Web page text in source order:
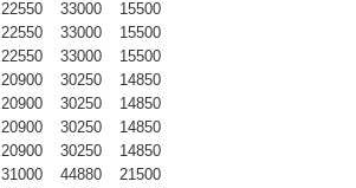
22550 33000
15500
22550 33000
15500
22550 33000
15500
20900 30250
14850
20900 30250
14850
20900 30250
14850
20900 30250
14850
31000 44880
21500